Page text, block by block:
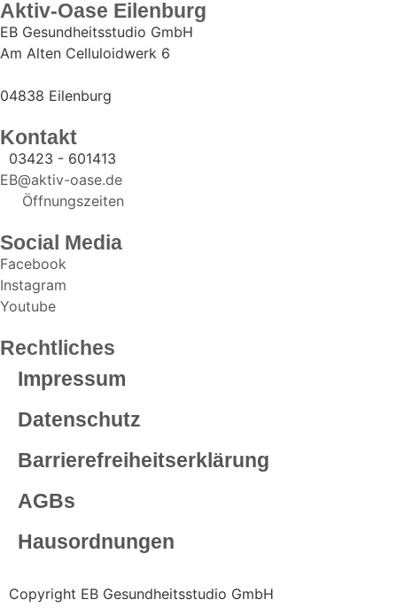
Aktiv-Oase Eilenburg
EB Gesundheitsstudio GmbH
Am Alten Celluloidwerk 6
04838 Eilenburg
Kontakt
03423 - 601413
EB@aktiv-oase.de
Öffnungszeiten
Social Media
Facebook
Instagram
Youtube
Rechtliches
Impressum
Datenschutz
Barrierefreiheitserklärung
AGBs
Hausordnungen
Copyright EB Gesundheitsstudio GmbH